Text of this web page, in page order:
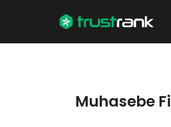
Muhasebe